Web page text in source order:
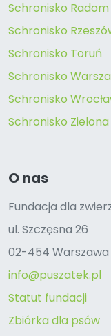
Schronisko Radom
Schronisko
Schronisko Toruń
Schronisko
Schronisko
Schronisko
O nas
Fundacja dla
ul. Szczęsna 26
02-454 Warszawa
info@puszatek.pl
Statut fundacji
Zbiórka dla psów